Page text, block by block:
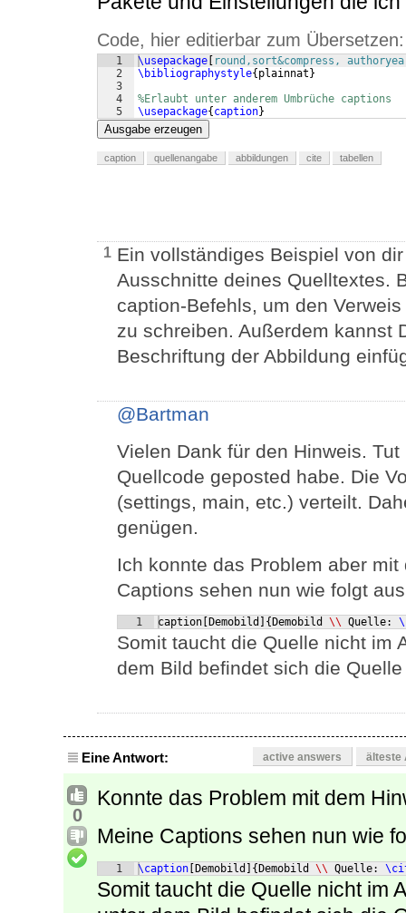
Code, hier editierbar zum Übersetzen:
1
2
3
4
5
\usepackage
round,sort&compress,
\bibliographystyle{ plainnat }
%Erlaubt unter anderem Umbrüche captions
\usepackage{ caption}
Ausgabe erzeugen
caption quellenangabe abbildungen cite tabellen
1 Ein vollständiges Beispiel von
Ausschnitte deines Quelltextes.
caption-Befehls, um den
zu schreiben. Außerdem kannst
Beschriftung der Abbildung
@Bartman
Vielen Dank für den Hinweis.
Quellcode geposted habe. Die
(settings, main, etc.) verteilt.
genügen.
Ich konnte das Problem aber
Captions sehen nun wie folgt
1 caption Demobild { Demobild \\ Quelle:
Somit taucht die Quelle nicht im
dem Bild befindet sich die
Eine Antwort: active answers älteste
0
Konnte das Problem mit dem
Meine Captions sehen nun wie
1 \caption Demobild { Demobild \\ Quelle:
Somit taucht die Quelle nicht im